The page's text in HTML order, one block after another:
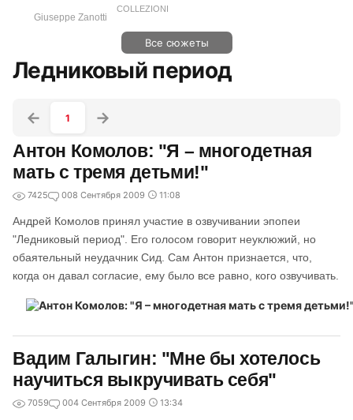
Giuseppe Zanotti
COLLEZIONI
Все сюжеты
Ледниковый период
1
Антон Комолов: "Я – многодетная
мать с тремя детьми!"
7425 008 Сентября 2009 11:08
Андрей Комолов принял участие в озвучивании эпопеи
"Ледниковый период". Его голосом говорит неуклюжий, но
обаятельный неудачник Сид. Сам Антон признается, что,
когда он давал согласие, ему было все равно, кого озвучивать.
Вадим Галыгин: "Мне бы хотелось
научиться выкручивать себя"
7059 004 Сентября 2009 13:34